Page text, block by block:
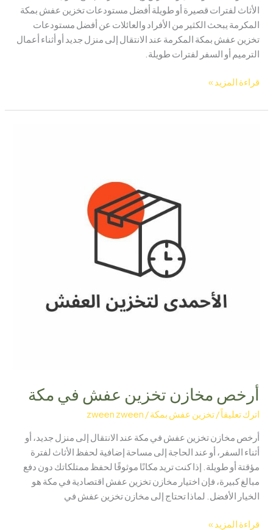
الأثاث لفترات قصيرة أو طويلة أفضل مستودعات تخزين عفش بمكة
المكرمة يبحث الكثير من الأفراد والعائلات عن أفضل مستودعات
تخزين عفش بمكة المكرمة عند الانتقال إلى منزل جديد أو أثناء أعمال
الترميم أو السفر لفترات طويلة.
قراءة المزيد »
أرخص مخازن تخزين عفش في مكة
اترك تعليقاً/تخزين عفش بمكة/
zween zween
أرخص مخازن تخزين عفش في مكة عند الانتقال إلى منزل جديد، أو
أثناء السفر، أو عند الحاجة إلى مساحة إضافية لحفظ الأثاث لفترة
مؤقتة أو طويلة. إذا كنت تريد مكانًا موثوقًا لحفظ ممتلكاتك دون دفع
مبالغ كبيرة، فإن اختيار مخازن تخزين عفش اقتصادية في مكة هو
الخيار الأفضل. لماذا تحتاج إلى مخازن تخزين عفش في
قراءة المزيد »